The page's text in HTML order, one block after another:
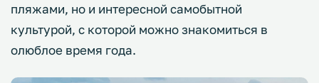
пляжами, но и интересной самобытной
культурой, с которой можно знакомиться в
олюблое время года.